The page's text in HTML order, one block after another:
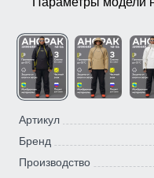
Артикул
Бренд
Производство